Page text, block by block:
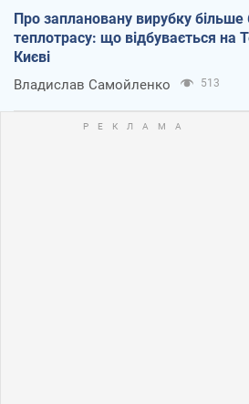
Про заплановану вирубку більше
теплотрасу: що відбувається на
Києві
Владислав Самойленко 513